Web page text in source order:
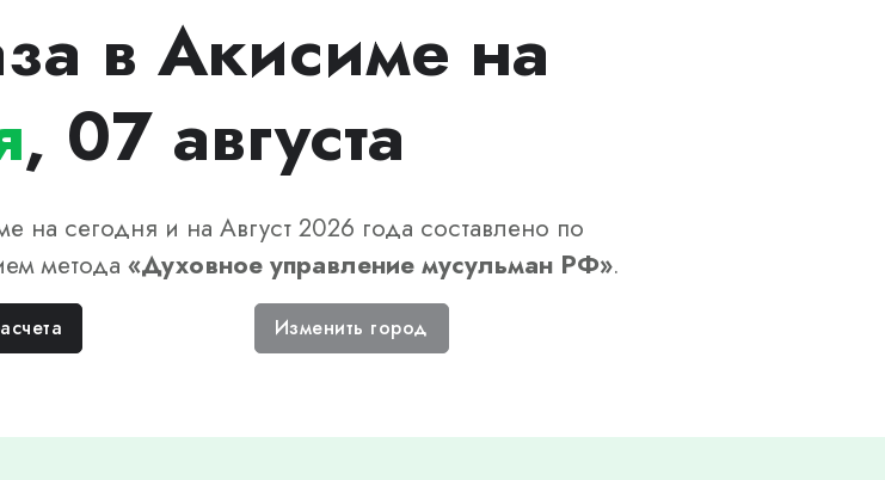
в Акисиме на
, 07 августа
на сегодня и на Август 2026 года составлено по
метода «Духовное управление мусульман РФ».
Изменить город